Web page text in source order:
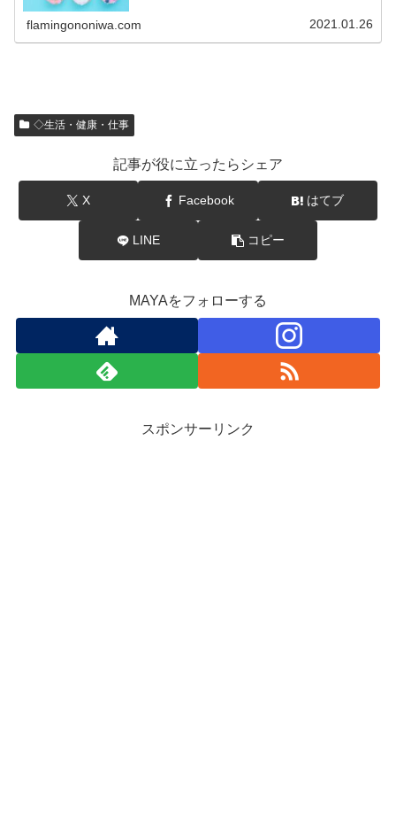
flamingononiwa.com 2021.01.26
◇生活・健康・仕事
記事が役に立ったらシェア
X Facebook はてブ
LINE コピー
MAYAをフォローする
スポンサーリンク